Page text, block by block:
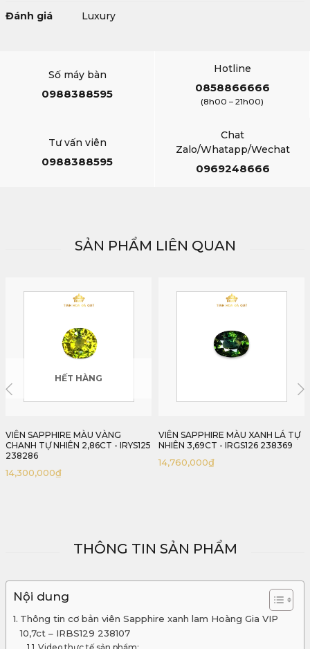
Đánh giá Luxury
Số máy bàn
0988388595
Hotline
0858866666
(8h00 – 21h00)
Tư vấn viên
0988388595
Chat
Zalo/Whatapp/Wechat
0969248666
SẢN PHẨM LIÊN QUAN
VIÊN SAPPHIRE MÀU XANH LÁ TỰ
NHIÊN 3,69CT - IRGS126 238369
14,760,000
VIÊN SAPPHIRE MÀU XANH LỤC
4,80CT - IRGS127 238480
38,400,000₫
THÔNG TIN SẢN PHẨM
Nội dung
Thông tin cơ bản viên Sapphire xanh lam Hoàng Gia VIP
10,7ct – IRBS129 238107